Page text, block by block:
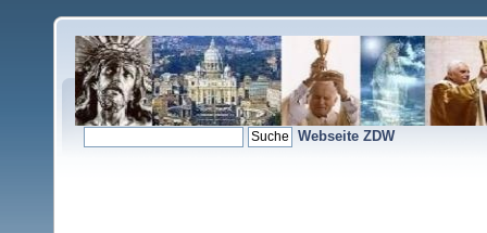
Webseite ZDW